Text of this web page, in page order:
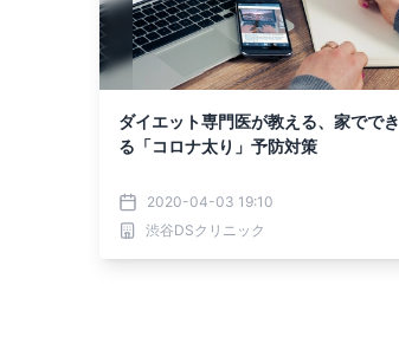
ダイエット専門医が教える、家ででき
る「コロナ太り」予防対策
2020-04-03 19:10
渋谷DSクリニック